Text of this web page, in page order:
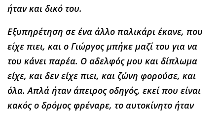
ήταν και δικό του.
Εξυπηρέτηση σε ένα άλλο παλικάρι έκανε, που
είχε πιει, και ο Γιώργος μπήκε μαζί του για να
του κάνει παρέα. Ο αδελφός μου και δίπλωμα
είχε, και δεν είχε πιει, και ζώνη φορούσε, και
όλα. Απλά ήταν άπειρος οδηγός, εκεί που είναι
κακός ο δρόμος φρέναρε, το αυτοκίνητο ήταν